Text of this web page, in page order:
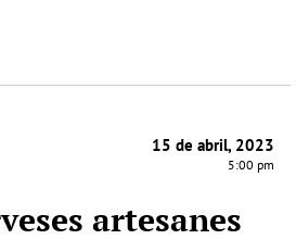
15 de abril, 2023
5:00 pm
artesanes